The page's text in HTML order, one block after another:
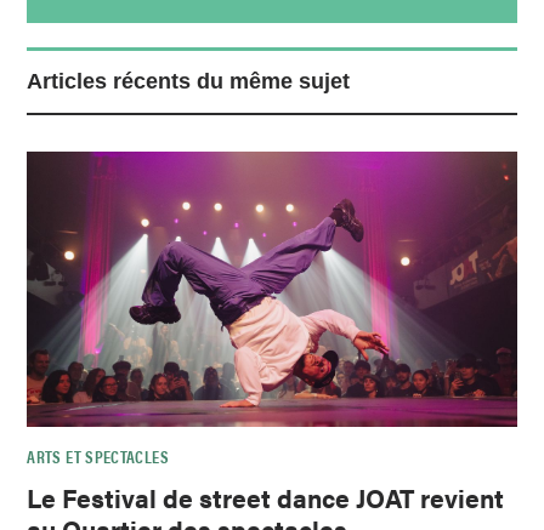
Articles récents du même sujet
ARTS ET SPECTACLES
Le Festival de street dance JOAT revient